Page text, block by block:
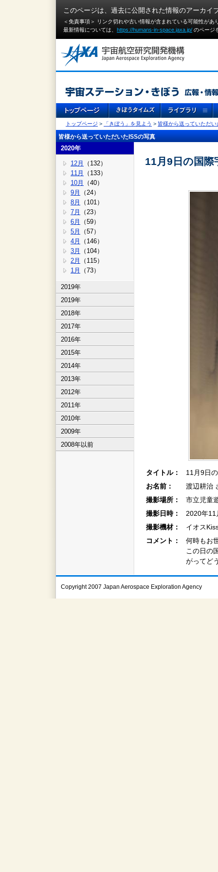
このページは、過去に公開された情報のアーカイ
＜免責事項＞ リンク切れや古い情報が含まれている可能性が
最新情報については、 https://humans-in-space.jaxa.jp/ のページ
トップページ > 「きぼう」を見よう > 皆様から送っていただい
皆様から送っていただいたISSの写真
2020年
12月
（132）
11月
（133）
10月
（40）
9月
（24）
8月
（101）
7月
（23）
6月
（59）
5月
（57）
4月
（146）
3月
（104）
2月
（115）
1月
（73）
2019年
2019年
2018年
2017年
2016年
2015年
2014年
2013年
2012年
2011年
2010年
2009年
2008年以前
11月9日の国
タイトル：
11月9日
お名前：
渡辺耕治
撮影場所：
市立児童
撮影日時：
2020年
撮影機材：
イオス
コメント：
何時もお
この日の
がってど
Copyright 2007 Japan Aerospace Exploration Agency